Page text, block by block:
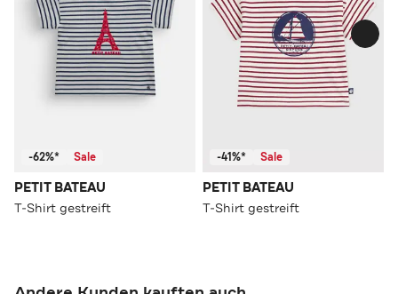
-62%* Sale
PETIT BATEAU
T-Shirt gestreift
-41%* Sale
PETIT BATEAU
T-Shirt gestreift